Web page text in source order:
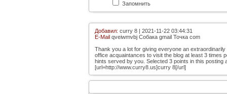
Запомнить
Добавил: curry 8 | 2021-11-22 03:44:31
E-Mail qveiwmvbj Собака gmail Точка com
Thank you a lot for giving everyone an
office acquaintances to visit the blog at least 3 times
hints served by you. Selected 3 points in this
[url=http://www.curry8.us]curry 8[/url]